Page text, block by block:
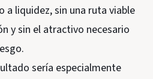
a liquidez, sin una ruta viable
y sin el atractivo necesario
sería especialmente